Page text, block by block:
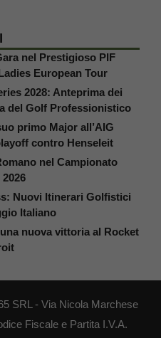
nel Prestigioso PIF
European Tour
2028: Anteprima dei
del Golf Professionistico
primo Major all’AIG
contro Henseleit
nel Campionato
Nuovi Itinerari Golfistici
Italiano
nuova vittoria al Rocket
SRL - Via Nicola Marchese
Fiscale e Partita I.V.A.